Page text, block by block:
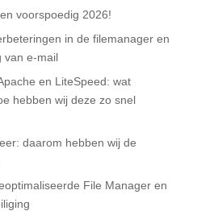
voorspoedig 2026!
in de filemanager en
van e-mail
en LiteSpeed: wat
hebben wij deze zo snel
daarom hebben wij de
File Manager en